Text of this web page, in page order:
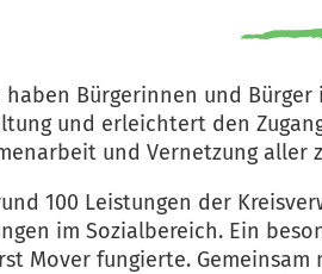
Bürgerinnen und
und erleichtert den
und Vernetzung
100 Leistungen der
im Sozialbereich. Ein
Mover fungierte.